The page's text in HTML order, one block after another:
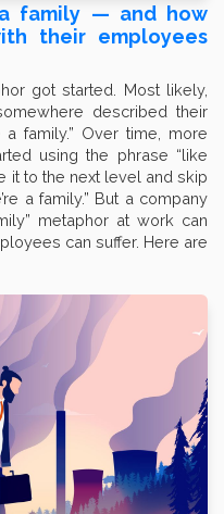
family — and how
their employees
got started. Most likely,
described their
family.” Over time, more
using the phrase “like
it to the next level and skip
a family.” But a company
metaphor at work can
can suffer. Here are